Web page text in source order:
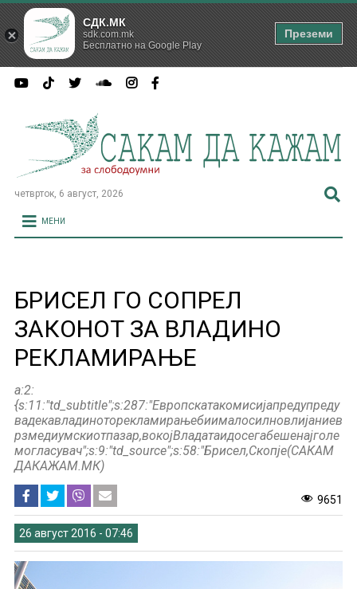
четврток, 6 август, 2026
МЕНИ
БРИСЕЛ ГО СОПРЕЛ
ЗАКОНОТ ЗА ВЛАДИНО
РЕКЛАМИРАЊЕ
a:2:
{s:11:"td_subtitle";s:287:"Европскатакомисијапредупреду
вадекавладиноторекламирањебиималосилновлијаниев
рзмедиумскиотпазар,вокојВладатаидосегабешенајголе
могласувач";s:9:"td_source";s:58:"Брисел,Скопје(САКАМ
ДАКАЖАМ.МК)
9651
26 август 2016 - 07:46
СДК.МК
sdk.com.mk
Бесплатно на Google Play
Преземи